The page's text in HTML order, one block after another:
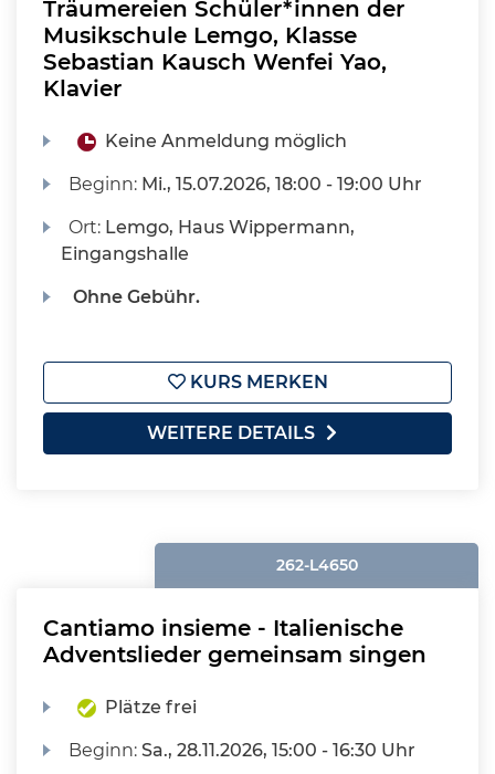
Träumereien Schüler*innen der
Musikschule Lemgo, Klasse
Sebastian Kausch Wenfei Yao,
Klavier
Keine Anmeldung möglich
Beginn: Mi., 15.07.2026, 18:00 - 19:00 Uhr
Ort: Lemgo, Haus Wippermann,
Eingangshalle
Ohne Gebühr.
KURS MERKEN
WEITERE DETAILS
262-L4650
Cantiamo insieme - Italienische
Adventslieder gemeinsam singen
Plätze frei
Beginn:Sa., 28.11.2026, 15:00 - 16:30 Uhr